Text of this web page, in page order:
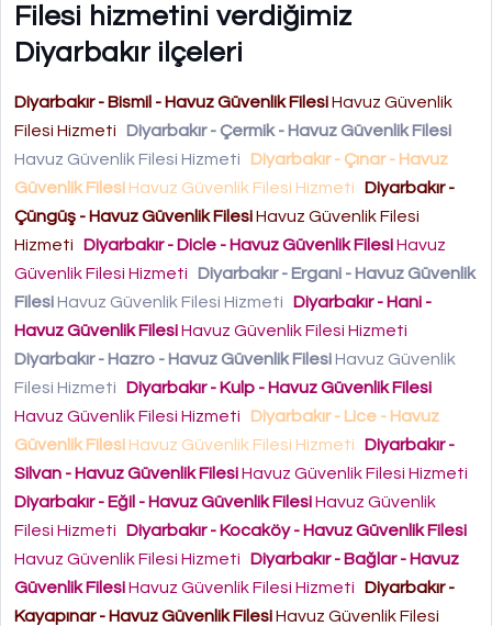
Filesi hizmetini verdiğimiz
Diyarbakır ilçeleri
Diyarbakır - Bismil - Havuz Güvenlik FilesiHavuz Güvenlik
Filesi Hizmeti
Diyarbakır - Çermik - Havuz Güvenlik Filesi
Havuz Güvenlik Filesi Hizmeti
Diyarbakır - Çınar - Havuz
Güvenlik Filesi Havuz Güvenlik Filesi Hizmeti
Diyarbakır -
Çüngüş - Havuz Güvenlik FilesiHavuz Güvenlik Filesi
Hizmeti
Diyarbakır - Dicle - Havuz Güvenlik FilesiHavuz
Güvenlik Filesi Hizmeti
Diyarbakır - Ergani - Havuz Güvenlik
FilesiHavuz Güvenlik Filesi Hizmeti
Diyarbakır - Hani -
Havuz Güvenlik FilesiHavuz Güvenlik Filesi Hizmeti
Diyarbakır - Hazro - Havuz Güvenlik FilesiHavuz Güvenlik
Filesi Hizmeti
Diyarbakır - Kulp - Havuz Güvenlik Filesi
Havuz Güvenlik Filesi Hizmeti
Diyarbakır - Lice - Havuz
Güvenlik Filesi Havuz Güvenlik Filesi Hizmeti
Diyarbakır -
Silvan - Havuz Güvenlik FilesiHavuz Güvenlik Filesi Hizmeti
Diyarbakır - Eğil - Havuz Güvenlik FilesiHavuz Güvenlik
Filesi Hizmeti
Diyarbakır - Kocaköy - Havuz Güvenlik Filesi
Havuz Güvenlik Filesi Hizmeti
Diyarbakır - Bağlar - Havuz
Güvenlik FilesiHavuz Güvenlik Filesi Hizmeti
Diyarbakır -
Kayapınar - Havuz Güvenlik FilesiHavuz Güvenlik Filesi